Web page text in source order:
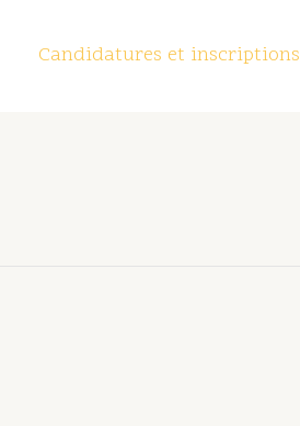
Candidatures et inscriptions